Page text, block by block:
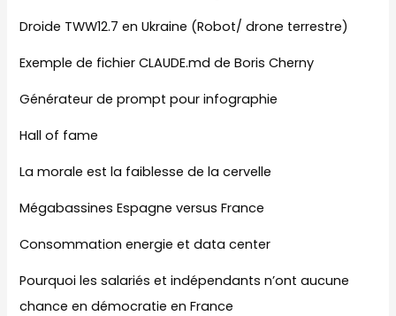
Droide TWW12.7 en Ukraine (Robot/ drone terrestre)
Exemple de fichier CLAUDE.md de Boris Cherny
Générateur de prompt pour infographie
Hall of fame
La morale est la faiblesse de la cervelle
Mégabassines Espagne versus France
Consommation energie et data center
Pourquoi les salariés et indépendants n’ont aucune
chance en démocratie en France